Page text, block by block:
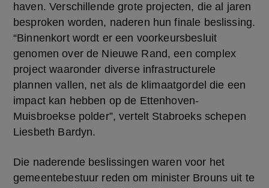
haven. Verschillende grote projecten, die al jaren
besproken worden, naderen hun finale beslissing.
“Binnenkort wordt er een voorkeursbesluit
genomen over de Nieuwe Rand, een complex
project waaronder diverse infrastructurele
plannen vallen, net als de klimaatgordel die een
impact kan hebben op de Ettenhoven-
Muisbroekse polder”, vertelt Stabroeks schepen
Liesbeth Bardyn.
Die naderende beslissingen waren voor het
gemeentebestuur reden om minister Brouns uit te